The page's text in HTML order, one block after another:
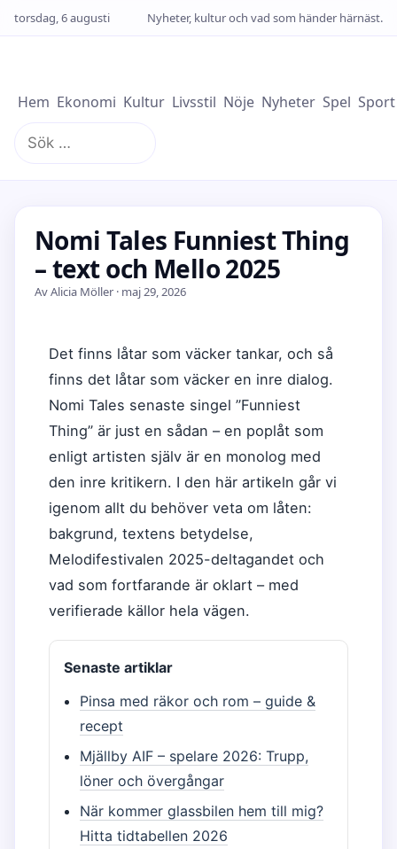
torsdag, 6 augusti Nyheter, kultur och vad som händer härnäst.
Hem Ekonomi Kultur Livsstil Nöje Nyheter Spel Sport
Sök
efter:
Nomi Tales Funniest Thing
– text och Mello 2025
Av Alicia Möller · maj 29, 2026
Det finns låtar som väcker tankar, och så
finns det låtar som väcker en inre dialog.
Nomi Tales senaste singel ”Funniest
Thing” är just en sådan – en poplåt som
enligt artisten själv är en monolog med
den inre kritikern. I den här artikeln går vi
igenom allt du behöver veta om låten:
bakgrund, textens betydelse,
Melodifestivalen 2025-deltagandet och
vad som fortfarande är oklart – med
verifierade källor hela vägen.
Senaste artiklar
Pinsa med räkor och rom – guide &
recept
Mjällby AIF – spelare 2026: Trupp,
löner och övergångar
När kommer glassbilen hem till mig?
Hitta tidtabellen 2026